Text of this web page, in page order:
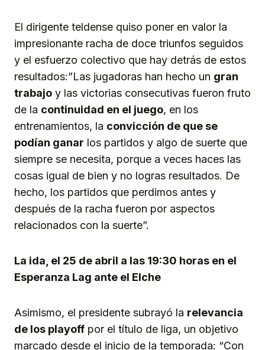
El dirigente teldense quiso poner en valor la
impresionante racha de doce triunfos seguidos
y el esfuerzo colectivo que hay detrás de estos
resultados:”Las jugadoras han hecho un gran
trabajo y las victorias consecutivas fueron fruto
de la continuidad en el juego, en los
entrenamientos, la convicción de que se
podían ganar los partidos y algo de suerte que
siempre se necesita, porque a veces haces las
cosas igual de bien y no logras resultados. De
hecho, los partidos que perdimos antes y
después de la racha fueron por aspectos
relacionados con la suerte”.
La ida, el 25 de abril a las 19:30 horas en el
Esperanza Lag ante el Elche
Asimismo, el presidente subrayó la relevancia
de los playoff por el título de liga, un objetivo
marcado desde el inicio de la temporada: “Con